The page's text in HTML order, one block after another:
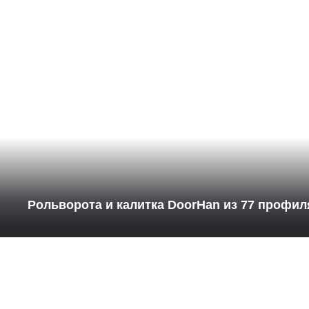
Рольворота и калитка DoorHan из 77